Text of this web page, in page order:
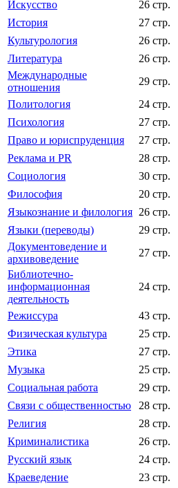
Искусство 26 стр.
История
27 стр.
Культурология
26 стр.
Литература
26 стр.
Международные
отношения
29 стр.
Политология
24 стр.
Психология
27 стр.
Право и юриспруденция
27 стр.
Реклама и PR
28 стр.
Социология
30 стр.
Философия
20 стр.
Языкознание и филология 26 стр.
Языки (переводы)
29 стр.
Документоведение и
архивоведение
27 стр.
Библиотечно-
информационная
деятельность
24 стр.
Режиссура 43 стр.
Физическая культура
25 стр.
Этика
27 стр.
Музыка
25 стр.
Социальная работа
29 стр.
Связи с общественностью
28 стр.
Религия
28 стр.
Криминалистика
26 стр.
Русский язык
24 стр.
Краеведение
23 стр.